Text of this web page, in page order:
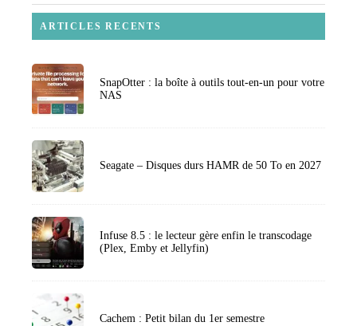
ARTICLES RECENTS
SnapOtter : la boîte à outils tout-en-un pour votre
NAS
Seagate – Disques durs HAMR de 50 To en 2027
Infuse 8.5 : le lecteur gère enfin le transcodage
(Plex, Emby et Jellyfin)
Cachem : Petit bilan du 1er semestre